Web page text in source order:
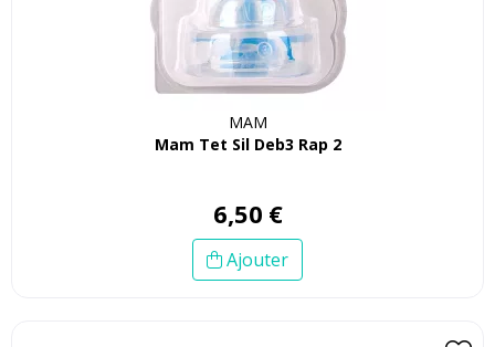
MAM
Mam Tet Sil Deb3 Rap 2
6,50 €
Ajouter